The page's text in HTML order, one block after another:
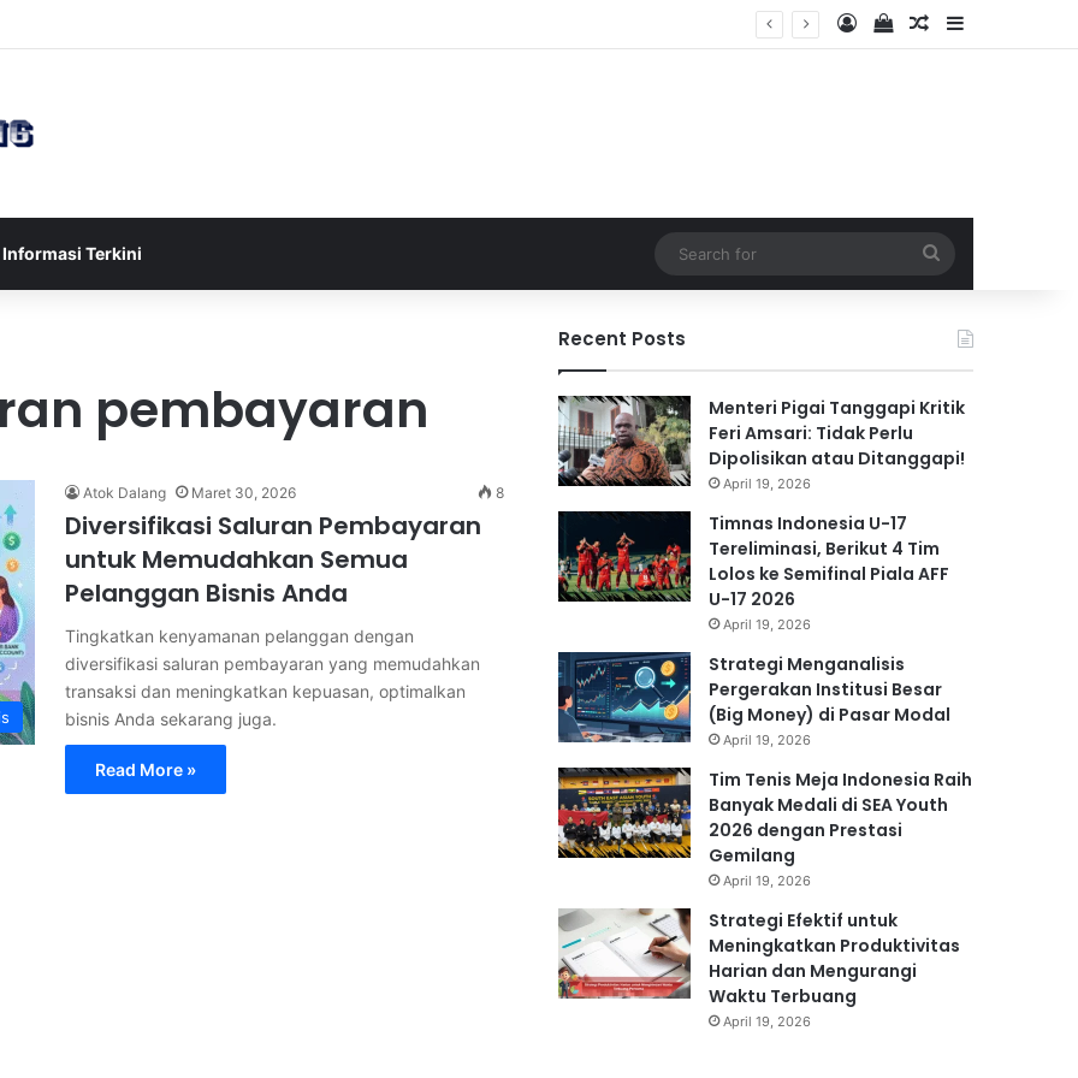
Log InView your
Random Article
Sidebar
Informasi Terkini
for
pembayaran
Atok Dalang Maret 30, 2026 8
Diversifikasi Saluran Pembayaran
untuk Memudahkan Semua
Pelanggan Bisnis Anda
Tingkatkan kenyamanan pelanggan dengan
diversifikasi saluran pembayaran yang memudahkan
transaksi dan meningkatkan kepuasan, optimalkan
bisnis Anda sekarang juga.
Read More »
Recent Posts
Menteri Pigai Tanggapi Kritik
Feri Amsari: Tidak Perlu
Dipolisikan atau Ditanggapi!
April 19, 2026
Timnas Indonesia U-17
Tereliminasi, Berikut 4 Tim
Lolos ke Semifinal Piala AFF
U-17 2026
April 19, 2026
Strategi Menganalisis
Pergerakan Institusi Besar
(Big Money) di Pasar Modal
April 19, 2026
Tim Tenis Meja Indonesia Raih
Banyak Medali di SEA Youth
2026 dengan Prestasi
Gemilang
April 19, 2026
Strategi Efektif untuk
Meningkatkan Produktivitas
Harian dan Mengurangi
Waktu Terbuang
April 19, 2026